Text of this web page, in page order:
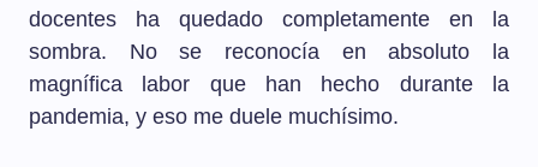
docentes ha quedado completamente en la
sombra. No se reconocía en absoluto la
magnífica labor que han hecho durante la
pandemia, y eso me duele muchísimo.